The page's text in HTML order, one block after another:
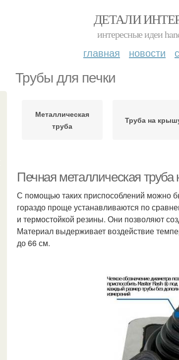
ДЕТАЛИ
интересные идеи
главная новости
Трубы для печки
Металлическая
труба
Труба на
Печная металлическая
С помощью таких приспособлений можно
гораздо проще устанавливаются по
и термостойкой резины. Они позволяют
Материал выдерживает воздействие
до 66 см.